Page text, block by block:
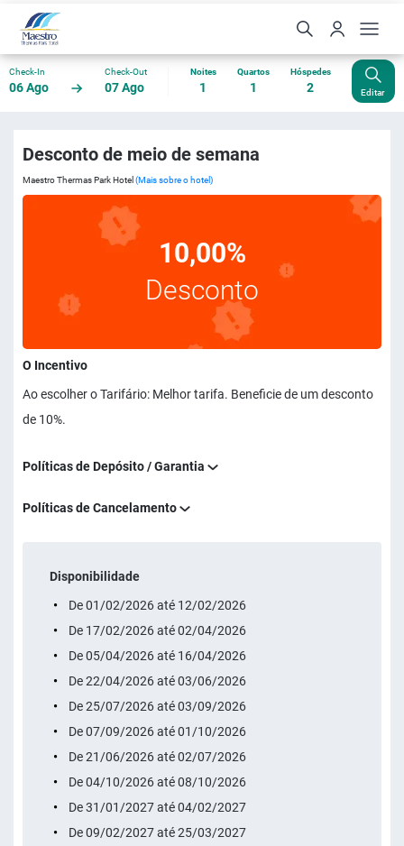
Check-In
06 Ago
Check-Out
07 Ago
Noites
1
Quartos
1
Hóspedes
2 Editar
Desconto de meio de semana
Maestro Thermas Park Hotel (Mais sobre o hotel)
10,00%
Desconto
O Incentivo
Ao escolher o Tarifário: Melhor tarifa. Beneficie de um desconto
de 10%.
Políticas de Depósito / Garantia
Políticas de Cancelamento
Disponibilidade
De 01/02/2026 até 12/02/2026
De 17/02/2026 até 02/04/2026
De 05/04/2026 até 16/04/2026
De 22/04/2026 até 03/06/2026
De 25/07/2026 até 03/09/2026
De 07/09/2026 até 01/10/2026
De 21/06/2026 até 02/07/2026
De 04/10/2026 até 08/10/2026
De 31/01/2027 até 04/02/2027
De 09/02/2027 até 25/03/2027